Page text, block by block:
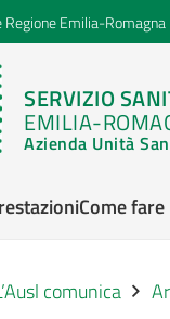
Regione Emilia-Romagna
SERVIZIO
EMILIA-
Azienda Unità
Come
comunica